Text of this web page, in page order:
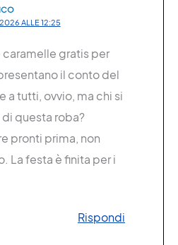
ALLE 12:25
caramelle gratis per
il conto del
a tutti, ovvio, ma chi si
questa roba?
pronti prima, non
La festa è finita per i
Rispondi